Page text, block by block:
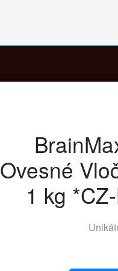
Ovesné
1 kg